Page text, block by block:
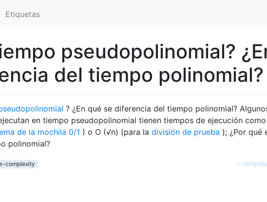
Etiquetas
pseudopolinomial?
del tiempo polinomial?
? ¿En qué se diferencia del tiempo polinomial?
en tiempo pseudopolinomial tienen tiempos de ejecución
de la mochila 0/1 ) o O (√n) (para la división de prueba ); ¿Por qué
polinomial?
complexity